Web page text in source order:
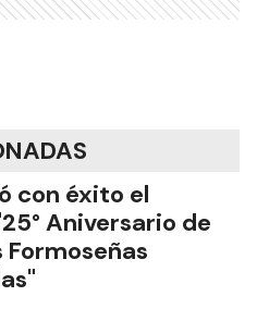
con éxito el
Aniversario de
Formoseñas